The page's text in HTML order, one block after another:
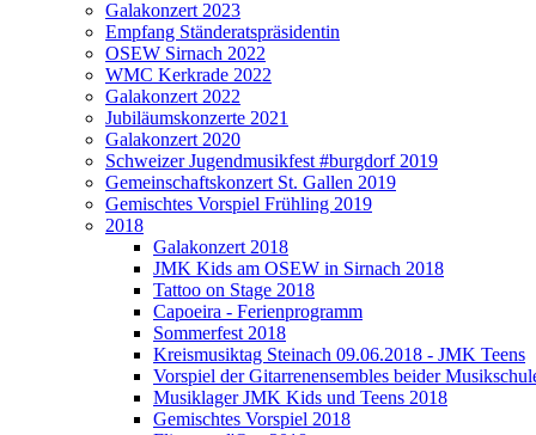
Galakonzert 2023
Empfang Ständeratspräsidentin
OSEW Sirnach 2022
WMC Kerkrade 2022
Galakonzert 2022
Jubiläumskonzerte 2021
Galakonzert 2020
Schweizer Jugendmusikfest #burgdorf 2019
Gemeinschaftskonzert St. Gallen 2019
Gemischtes Vorspiel Frühling 2019
2018
Galakonzert 2018
JMK Kids am OSEW in Sirnach 2018
Tattoo on Stage 2018
Capoeira - Ferienprogramm
Sommerfest 2018
Kreismusiktag Steinach 09.06.2018 - JMK Teens
Vorspiel der Gitarrenensembles beider
Musiklager JMK Kids und Teens 2018
Gemischtes Vorspiel 2018